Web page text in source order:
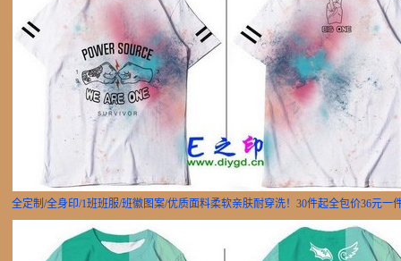
全定制/全身印/1班班服/班徽图案/优质面料柔软亲肤耐穿洗！30件起全包价36元一